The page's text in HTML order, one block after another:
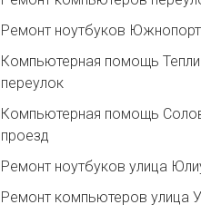
Ремонт ноутбуков
Компьютерная помощь
переулок
Компьютерная помощь
проезд
Ремонт ноутбуков улица
Ремонт компьютеров улица